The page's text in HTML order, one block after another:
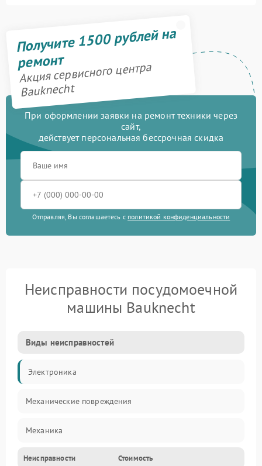
Получите 1500 рублей на
ремонт
Акция сервисного центра
Bauknecht
При оформлении заявки на ремонт техники через
сайт,
действует персональная бессрочная скидка
Отправляя, Вы соглашаетесь с политикой конфиденциальности
Неисправности посудомоечной
машины Bauknecht
Виды неисправностей
Электроника
Механические повреждения
Механика
Управление
Неисправности Стоимость